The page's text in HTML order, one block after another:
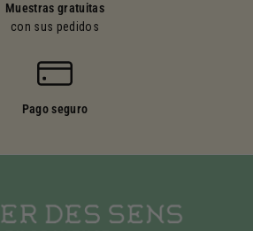
Muestras gratuitas
con sus pedidos
Pago seguro